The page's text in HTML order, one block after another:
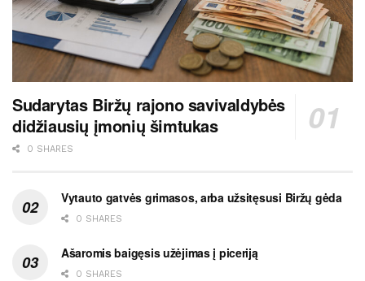
Sudarytas Biržų rajono savivaldybės
didžiausių įmonių šimtukas
0 SHARES
Vytauto gatvės grimasos, arba užsitęsusi Biržų gėda
0 SHARES
Ašaromis baigęsis užėjimas į piceriją
0 SHARES